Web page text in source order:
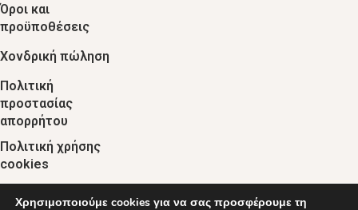
Όροι και
προϋποθέσεις
Χονδρική πώληση
Πολιτική
προστασίας
απορρήτου
Πολιτική χρήσης
cookies
Χρησιμοποιούμε cookies για να σας προσφέρουμε τη